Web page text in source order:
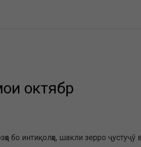
октябр
бо интиқолҳо, шакли зерро ҷустуҷӯ